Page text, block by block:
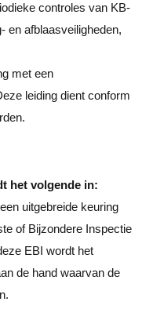
controles van KB-
en afblaasveiligheden,
met een
leiding dient conform
het volgende in:
uitgebreide keuring
of Bijzondere Inspectie
EBI wordt het
de hand waarvan de